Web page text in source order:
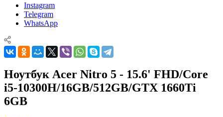
Instagram
Telegram
WhatsApp
Ноутбук Acer Nitro 5 - 15.6' FHD/Core
i5-10300H/16GB/512GB/GTX 1660Ti
6GB